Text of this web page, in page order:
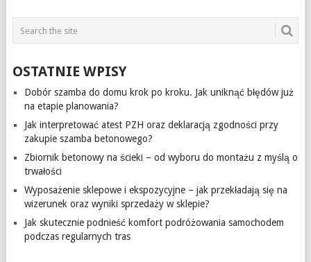
OSTATNIE WPISY
Dobór szamba do domu krok po kroku. Jak uniknąć błędów już
na etapie planowania?
Jak interpretować atest PZH oraz deklaracją zgodności przy
zakupie szamba betonowego?
Zbiornik betonowy na ścieki – od wyboru do montażu z myślą o
trwałości
Wyposażenie sklepowe i ekspozycyjne – jak przekładają się na
wizerunek oraz wyniki sprzedaży w sklepie?
Jak skutecznie podnieść komfort podróżowania samochodem
podczas regularnych tras